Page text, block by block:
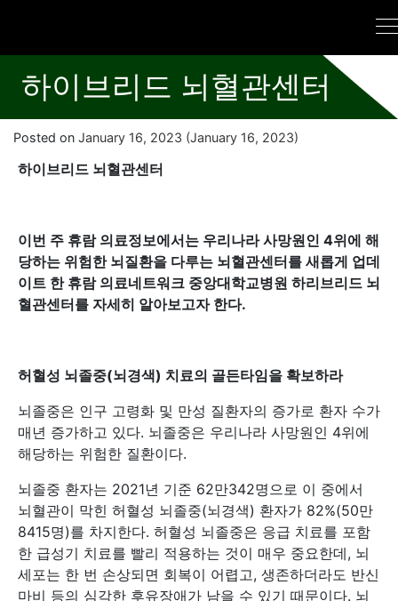
하이브리드 뇌혈관센터
Posted on January 16, 2023 (January 16, 2023)
하이브리드 뇌혈관센터
이번 주 휴람 의료정보에서는 우리나라 사망원인 4위에 해
당하는 위험한 뇌질환을 다루는 뇌혈관센터를 새롭게 업데
이트 한 휴람 의료네트워크 중앙대학교병원 하리브리드 뇌
혈관센터를 자세히 알아보고자 한다.
허혈성 뇌졸중(뇌경색) 치료의 골든타임을 확보하라
뇌졸중은 인구 고령화 및 만성 질환자의 증가로 환자 수가
매년 증가하고 있다. 뇌졸중은 우리나라 사망원인 4위에
해당하는 위험한 질환이다.
뇌졸중 환자는 2021년 기준 62만342명으로 이 중에서
뇌혈관이 막힌 허혈성 뇌졸중(뇌경색) 환자가 82%(50만
8415명)를 차지한다. 허혈성 뇌졸중은 응급 치료를 포함
한 급성기 치료를 빨리 적용하는 것이 매우 중요한데, 뇌
세포는 한 번 손상되면 회복이 어렵고, 생존하더라도 반신
마비 등의 심각한 후유장애가 남을 수 있기 때문이다. 뇌